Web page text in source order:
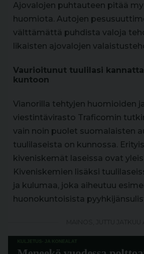
Ajovalojen puhtauteen pitää
huomiota. Autojen
välttämättä puhdista valoja
likaisten ajovalojen
Vaurioitunut tuulilasi
kuntoon
Vianorilla tehtyjen huomioiden
viestintävirasto Traficomin
vain noin puolet suomalaisten
tuulilaseista on kunnossa.
kiveniskemät laseissa ovat
Kiveniskemien lisäksi
ja kulumaa, joka aiheutuu
huonokuntoisista